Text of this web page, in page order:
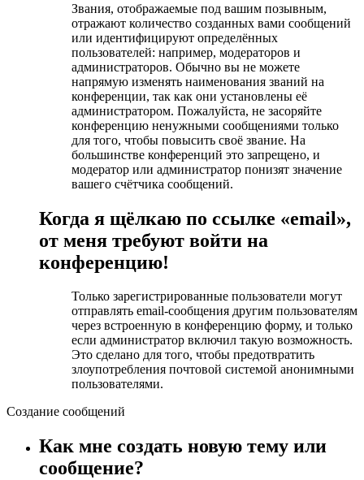
Звания, отображаемые под вашим позывным,
отражают количество созданных вами сообщений
или идентифицируют определённых
пользователей: например, модераторов и
администраторов. Обычно вы не можете
напрямую изменять наименования званий на
конференции, так как они установлены её
администратором. Пожалуйста, не засоряйте
конференцию ненужными сообщениями только
для того, чтобы повысить своё звание. На
большинстве конференций это запрещено, и
модератор или администратор понизят значение
вашего счётчика сообщений.
Когда я щёлкаю по ссылке «email»,
от меня требуют войти на
конференцию!
Только зарегистрированные пользователи могут
отправлять email-сообщения другим пользователям
через встроенную в конференцию форму, и только
если администратор включил такую возможность.
Это сделано для того, чтобы предотвратить
злоупотребления почтовой системой анонимными
пользователями.
Создание сообщений
Как мне создать новую тему или
сообщение?